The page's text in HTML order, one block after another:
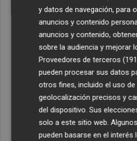
y datos de navegación, para
anuncios y contenido
anuncios y contenido,
sobre la audiencia y mejorar
Proveedores de terceros
pueden procesar sus datos
otros fines, incluido el uso
geolocalización precisos y
del dispositivo. Sus
solo a este sitio web.
pueden basarse en el interés